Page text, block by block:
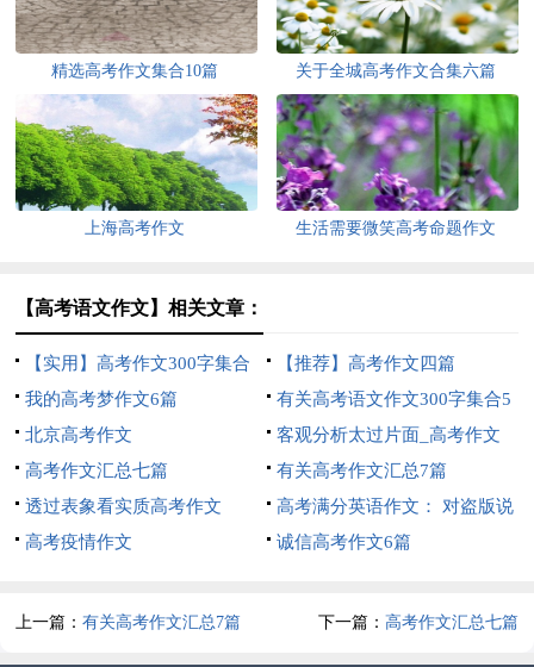
精选高考作文集合10篇 关于全城高考作文合集六篇
上海高考作文 生活需要微笑高考命题作文
【高考语文作文】相关文章：
【实用】高考作文300字集合
八篇
【推荐】高考作文四篇
我的高考梦作文6篇
有关高考语文作文300字集合5
篇
北京高考作文
客观分析太过片面_高考作文
高考作文汇总七篇
有关高考作文汇总7篇
透过表象看实质高考作文
高考满分英语作文： 对盗版说
不
高考疫情作文 诚信高考作文6篇
上一篇：有关高考作文汇总7篇 下一篇： 高考作文汇总七篇